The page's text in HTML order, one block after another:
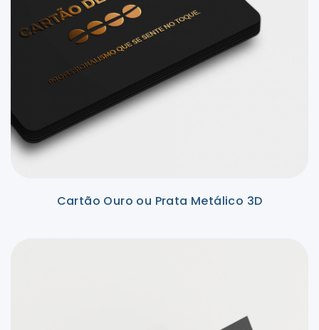
Cartão Ouro ou Prata Metálico 3D